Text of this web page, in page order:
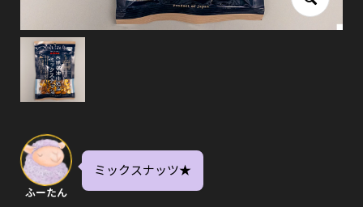
ふーたん
ミックスナッツ★